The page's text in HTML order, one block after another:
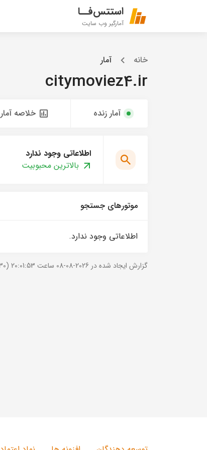
استتس‌فــا
آمارگیر وب سایت
خانه آمار
citymoviez4.ir
آمار زنده خلاصه آمار
اطلاعاتی وجود ندارد
بالاترین محبوبیت
موتورهای جستجو
اطلاعاتی وجود ندارد.
گزارش ایجاد شده در 2026-08-08 ساعت 20:01:53 (UTC +03:30).